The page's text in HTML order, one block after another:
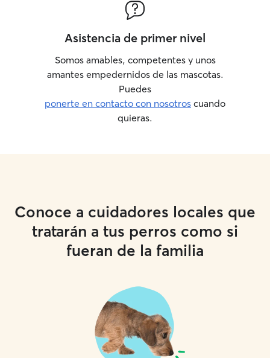
Asistencia de primer nivel
Somos amables, competentes y unos
amantes empedernidos de las mascotas.
Puedes
ponerte en contacto con nosotros cuando
quieras.
Conoce a cuidadores locales que
tratarán a tus perros como si
fueran de la familia